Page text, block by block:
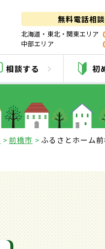
無料電話相
北海道・東北・関東エリア
中部エリア
相談する 初
ふるさ
前橋市 ふるさとホーム